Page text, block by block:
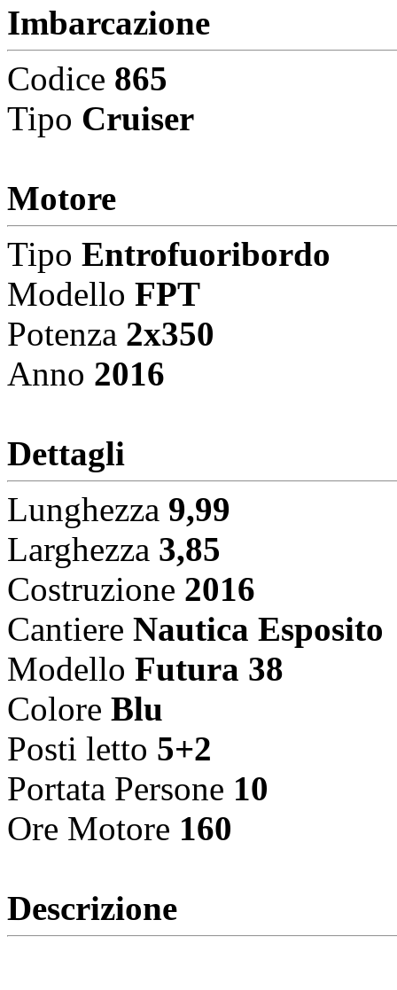
Imbarcazione
Codice 865
Tipo Cruiser
Motore
Tipo Entrofuoribordo
Modello FPT
Potenza 2x350
Anno 2016
Dettagli
Lunghezza 9,99
Larghezza 3,85
Costruzione 2016
Cantiere Nautica Esposito
Modello Futura 38
Colore Blu
Posti letto 5+2
Portata Persone 10
Ore Motore 160
Descrizione